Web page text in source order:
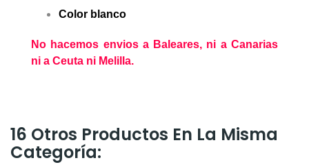
Color blanco
No hacemos envios a Baleares, ni a Canarias
ni a Ceuta ni Melilla.
16 Otros Productos En La Misma
Categoría: